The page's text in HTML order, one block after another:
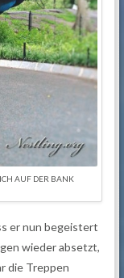
AUF DER BANK V
er nun begeistert
wieder absetzt,
die Treppen